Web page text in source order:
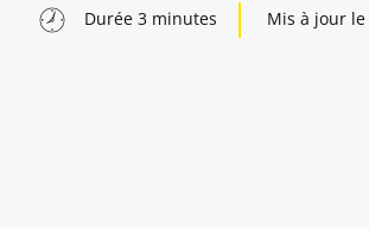
Durée 3 minutes Mis à jour le